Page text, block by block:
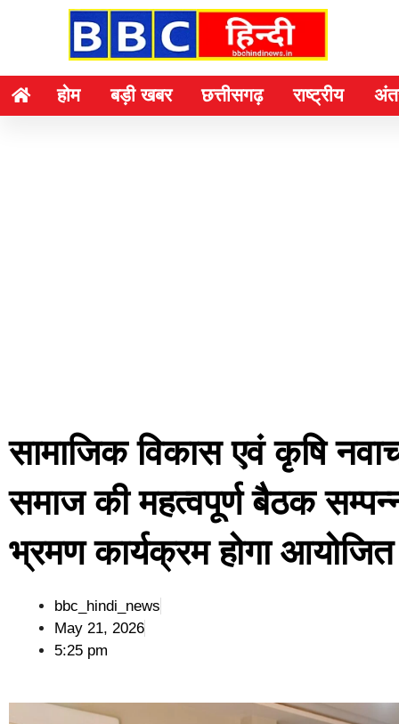
होम बड़ी खबर छत्तीसगढ़ राष्ट्रीय
सामाजिक विकास एवं कृषि
समाज की महत्वपूर्ण बैठक
भ्रमण कार्यक्रम होगा आयोजित
bbc_hindi_news
May 21, 2026
5:25 pm